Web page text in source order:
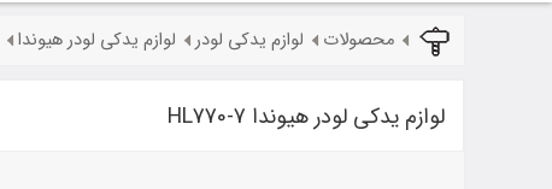
محصولات لوازم یدکی لودر لوازم یدکی لودر هیوندا
لوازم یدکی لودر هیوندا HL770-7